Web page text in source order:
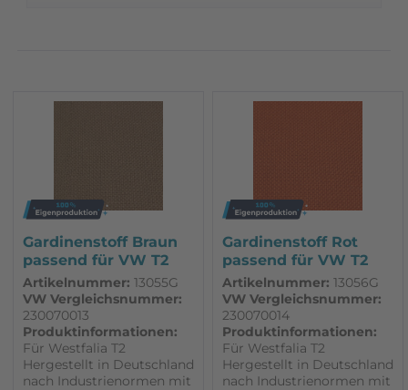
Gardinenstoff Braun
passend für VW T2
Westfalia
Artikelnummer: 13055G
VW Vergleichsnummer:
230070013
Produktinformationen:
Für Westfalia T2
Hergestellt in Deutschland
nach Industrienormen mit
Gardinenstoff Rot
passend für VW T2
Westfalia
Artikelnummer: 13056G
VW Vergleichsnummer:
230070014
Produktinformationen:
Für Westfalia T2
Hergestellt in Deutschland
nach Industrienormen mit